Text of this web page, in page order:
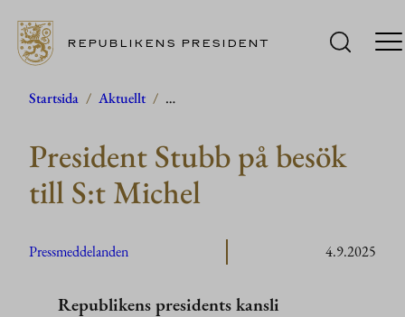
Hoppa
innehåll
REPUBLIKENS PRESIDENT
Startsida / Aktuellt / …
President Stubb på besök
till S:t Michel
Pressmeddelanden 4.9.2025
Republikens presidents kansli